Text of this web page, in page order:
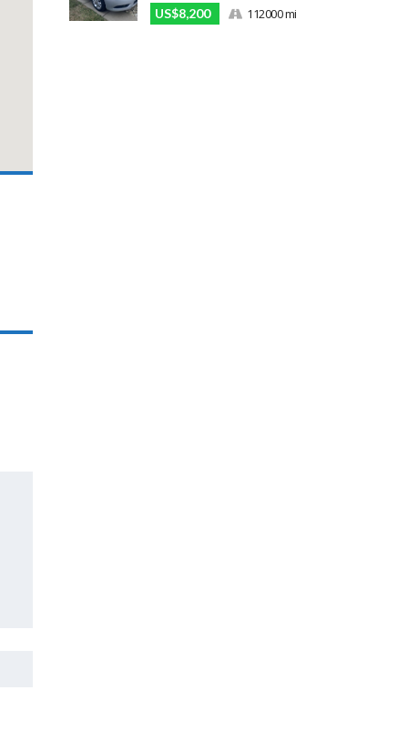
US$8,200 112000 mi